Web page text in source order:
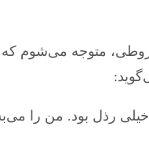
رذل بود. من را